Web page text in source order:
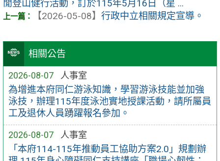
相關公告
2026-08-07 人事室
為增進本府同仁游泳知識，學習游泳技能並加強
泳技，辦理115年度泳池實地授課活動，請所屬員
工及退休人員踴躍報名參加。
2026-08-07 人事室
「本府114-115年推動員工協助方案2.0」規劃辦
閒登山健行活動，訂於115年5月16日（星 ...
【2026-05-08】 行政中立相關規定宣導。